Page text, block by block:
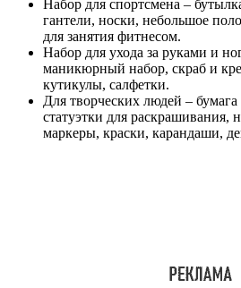
Набор для спортсмена –
гантели, носки, небольшое
для занятия фитнесом.
Набор для ухода за руками и
маникюрный набор, скраб и
кутикулы, салфетки.
Для творческих людей –
статуэтки для раскрашивания,
маркеры, краски, карандаши,